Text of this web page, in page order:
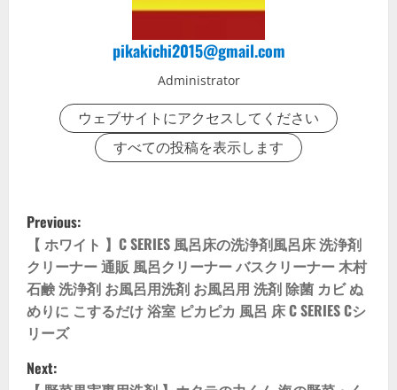
pikakichi2015@gmail.com
Administrator
ウェブサイトにアクセスしてください
すべての投稿を表示します
P
o
s
t
n
Previous:
【 ホワイト 】C SERIES 風呂床の洗浄剤風呂床 洗浄剤
クリーナー 通販 風呂クリーナー バスクリーナー 木村
石鹸 洗浄剤 お風呂用洗剤 お風呂用 洗剤 除菌 カビ ぬ
めりに こするだけ 浴室 ピカピカ 風呂 床 C SERIES Cシ
リーズ
Next: